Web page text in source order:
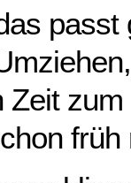
passt
früh